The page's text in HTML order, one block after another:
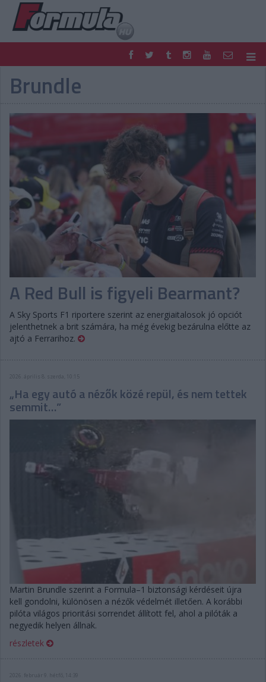
F1
FORMULA
RETRO
EGYÉB
PODCAST
LIVE
TIPPJÁTÉK
DIGITÁLIS MAGAZIN
PONTÁLLÁSOK
VERSENYNAPTÁRAK
Brundle
A Red Bull is figyeli Bearmant?
A Sky Sports F1 riportere szerint az energiaitalosok jó opciót
jelenthetnek a brit számára, ha még évekig bezárulna előtte az
ajtó a Ferrarihoz.
2026. április 8. szerda, 10:15
„Ha egy autó a nézők közé repül, és nem tettek
semmit…”
Martin Brundle szerint a Formula–1 biztonsági kérdéseit újra
kell gondolni, különösen a nézők védelmét illetően. A korábbi
pilóta világos prioritási sorrendet állított fel, ahol a pilóták a
negyedik helyen állnak.
részletek
2026. február 9. hétfő, 14:39